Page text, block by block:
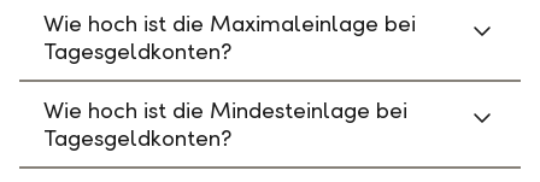
Wie hoch ist die Maximaleinlage bei
Tagesgeldkonten?
Wie hoch ist die Mindesteinlage bei
Tagesgeldkonten?